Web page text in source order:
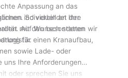
Anpassung an das
So verbindet der
mit den besonderen
individuell an Ihre
Auf Wunsch statten wir
für einen Kranaufbau,
sowie Lade- oder
uns Ihre Anforderungen
oder sprechen Sie uns